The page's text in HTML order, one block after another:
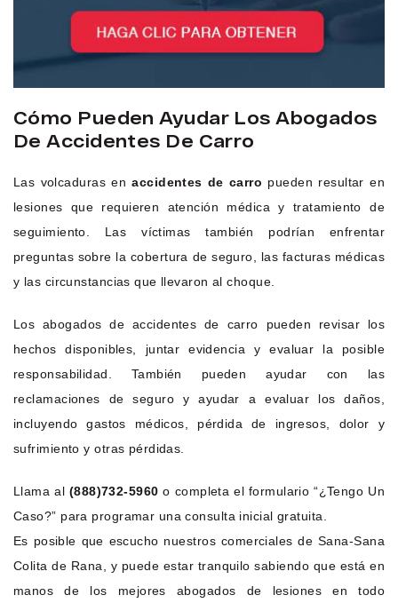
Cómo Pueden Ayudar Los Abogados
De Accidentes De Carro
Las volcaduras enaccidentes de carro pueden resultar en
lesiones que requieren atención médica y tratamiento de
seguimiento. Las víctimas también podrían enfrentar
preguntas sobre la cobertura de seguro, las facturas médicas
y las circunstancias que llevaron al choque.
Los abogados de accidentes de carro pueden revisar los
hechos disponibles, juntar evidencia y evaluar la posible
responsabilidad. También pueden ayudar con las
reclamaciones de seguro y ayudar a evaluar los daños,
incluyendo gastos médicos, pérdida de ingresos, dolor y
sufrimiento y otras pérdidas.
Llama al (888)732-5960 o completa el formulario “¿Tengo Un
Caso?” para programar una consulta inicial gratuita.
Es posible que escucho nuestros comerciales de Sana-Sana
Colita de Rana, y puede estar tranquilo sabiendo que está en
manos de los mejores abogados de lesiones en todo